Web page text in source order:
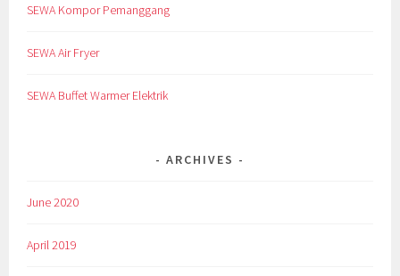
SEWA Kompor Pemanggang
SEWA Air Fryer
SEWA Buffet Warmer Elektrik
ARCHIVES
June 2020
April 2019